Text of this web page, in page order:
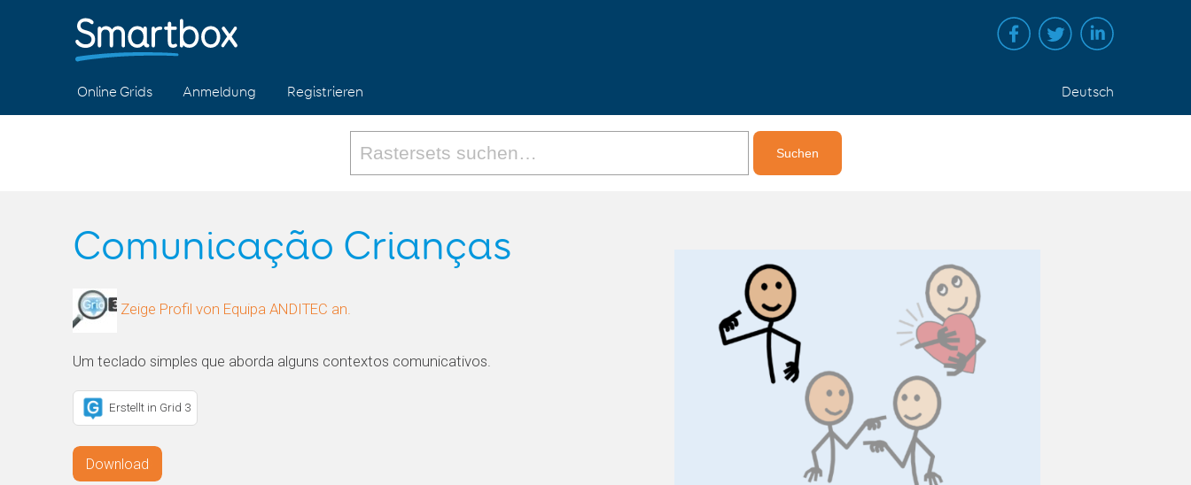
Online Grids Anmeldung Registrieren Deutsch
Comunicação Crianças
Zeige Profil von Equipa ANDITEC an.
Um teclado simples que aborda alguns contextos comunicativos.
Erstellt in Grid 3
Download